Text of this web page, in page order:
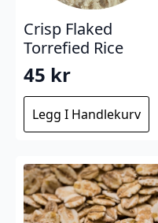
Crisp Flaked
Torrefied Rice
45 kr
Legg I Handlekurv